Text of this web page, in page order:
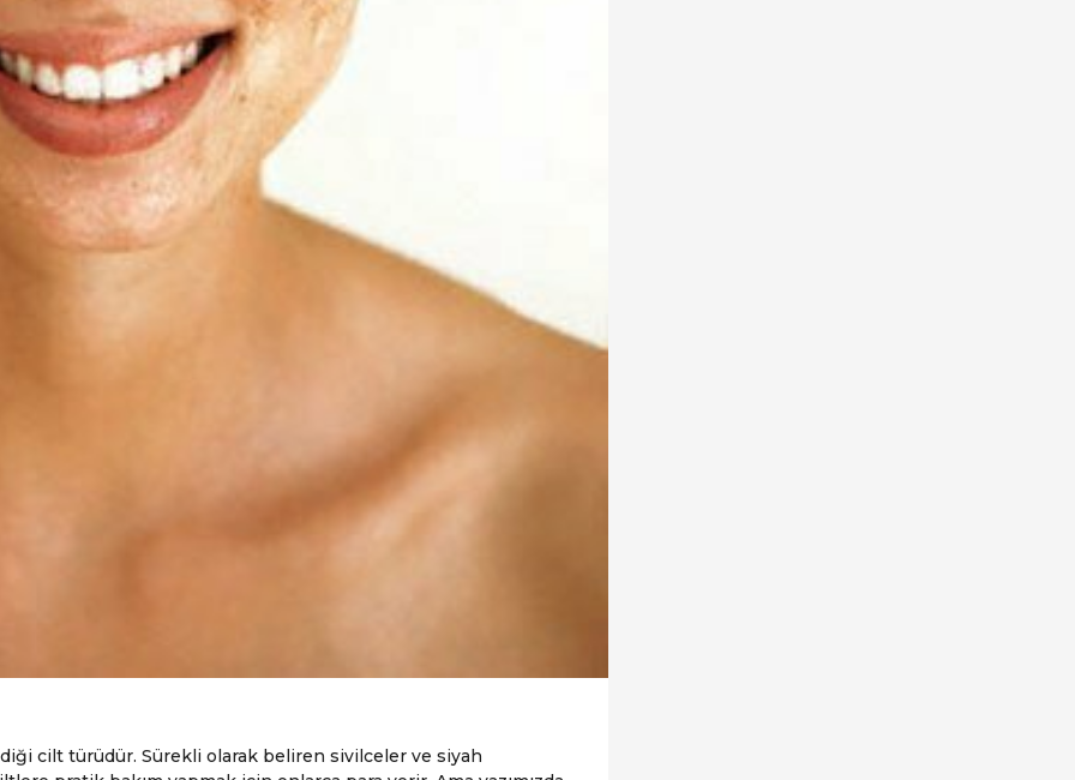
cilt türüdür. Sürekli olarak beliren sivilceler ve siyah